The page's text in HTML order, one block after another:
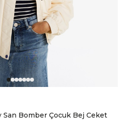
San Bomber Çocuk Bej Ceket